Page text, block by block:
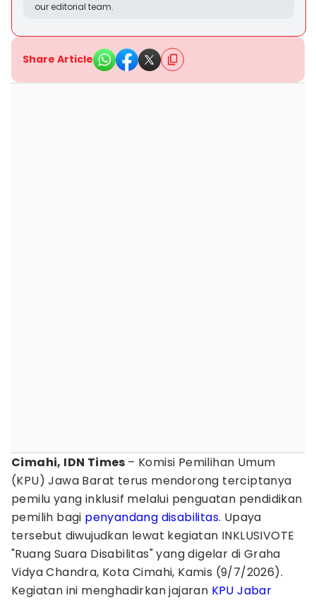
our editorial team.
Share Article
Cimahi, IDN Times – Komisi Pemilihan Umum
(KPU) Jawa Barat terus mendorong terciptanya
pemilu yang inklusif melalui penguatan pendidikan
pemilih bagi penyandang disabilitas. Upaya
tersebut diwujudkan lewat kegiatan INKLUSIVOTE
"Ruang Suara Disabilitas" yang digelar di Graha
Vidya Chandra, Kota Cimahi, Kamis (9/7/2026).
Kegiatan ini menghadirkan jajaran KPU Jabar